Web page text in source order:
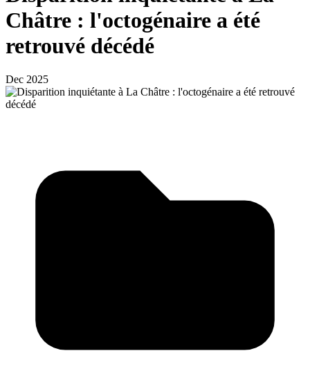
Châtre : l'octogénaire a été
retrouvé décédé
Dec 2025